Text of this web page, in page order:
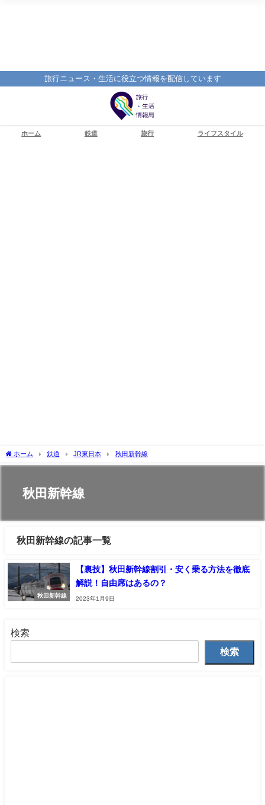
旅行ニュース・生活に役立つ情報を配信しています
ホーム 鉄道 旅行 ライフスタイル
ホーム 鉄道 JR東日本 秋田新幹線
秋田新幹線
秋田新幹線の記事一覧
秋田新幹線
【裏技】秋田新幹線割引・安く乗る方法を徹底
解説！自由席はあるの？
2023年1月9日
検索
検索